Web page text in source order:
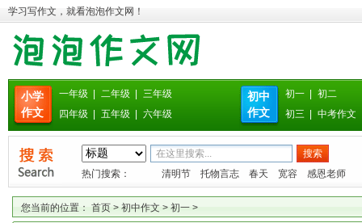
学习写作文，就看泡泡作文网！
小学
作文
一年级 二年级
三年级
四年级
五年级 六年级
初中
作文
初一
初二
初三
中考作文
热门搜索： 清明节 托物言志 春天 宽容 感恩老师
您当前的位置： 首页 > 初中作文 > 初一 >